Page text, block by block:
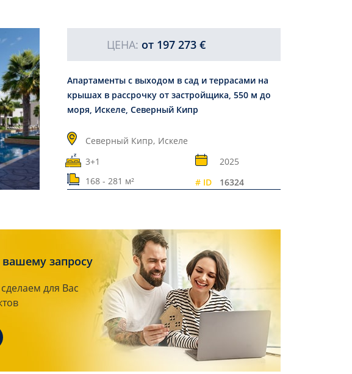
ЦЕНА: от 197 273 €
Апартаменты с выходом в сад и террасами на
крышах в рассрочку от застройщика, 550 м до
моря, Искеле, Северный Кипр
Северный Кипр, Искеле
3+1
2025
168 - 281 м²
# ID 16324
запросу
для Вас